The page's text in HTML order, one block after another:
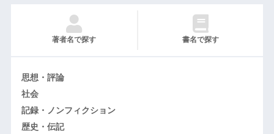
著者名で探す 書名で探す
思想・評論
社会
記録・ノンフィクション
歴史・伝記